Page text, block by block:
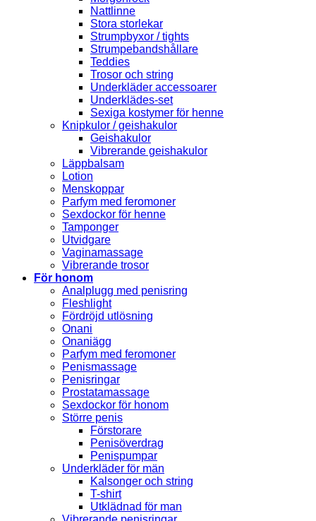
Nattlinne
Stora storlekar
Strumpbyxor / tights
Strumpebandshållare
Teddies
Trosor och string
Underkläder accessoarer
Underklädes-set
Sexiga kostymer för henne
Knipkulor / geishakulor
Geishakulor
Vibrerande geishakulor
Läppbalsam
Lotion
Menskoppar
Parfym med feromoner
Sexdockor för henne
Tamponger
Utvidgare
Vaginamassage
Vibrerande trosor
För honom
Analplugg med penisring
Fleshlight
Fördröjd utlösning
Onani
Onaniägg
Parfym med feromoner
Penismassage
Penisringar
Prostatamassage
Sexdockor för honom
Större penis
Förstorare
Penisöverdrag
Penispumpar
Underkläder för män
Kalsonger och string
T-shirt
Utklädnad för man